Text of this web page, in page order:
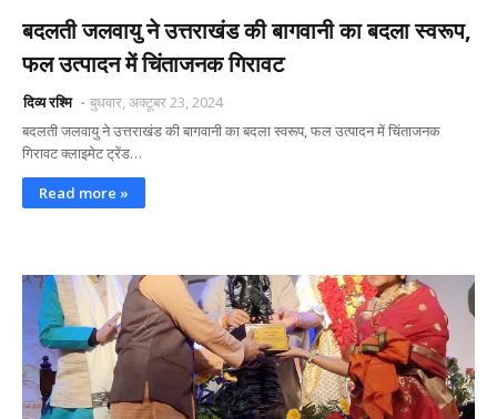
बदलती जलवायु ने उत्तराखंड की बागवानी का बदला स्वरूप,
फल उत्पादन में चिंताजनक गिरावट
दिव्य रश्मि
बुधवार, अक्टूबर 23, 2024
बदलती जलवायु ने उत्तराखंड की बागवानी का बदला स्वरूप, फल उत्पादन में चिंताजनक
गिरावट क्लाइमेट ट्रेंड…
Read more »